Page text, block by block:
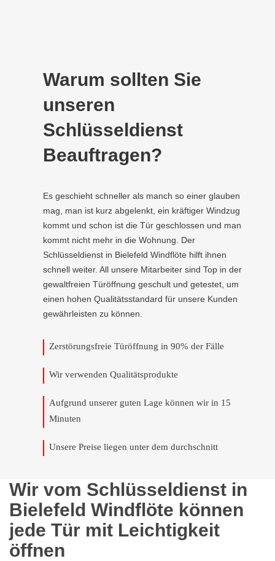
Warum sollten Sie
unseren
Schlüsseldienst
Beauftragen?
Es geschieht schneller als manch so einer glauben
mag, man ist kurz abgelenkt, ein kräftiger Windzug
kommt und schon ist die Tür geschlossen und man
kommt nicht mehr in die Wohnung. Der
Schlüsseldienst in Bielefeld Windflöte hilft ihnen
schnell weiter. All unsere Mitarbeiter sind Top in der
gewaltfreien Türöffnung geschult und getestet, um
einen hohen Qualitätsstandard für unsere Kunden
gewährleisten zu können.
Zerstörungsfreie Türöffnung in 90% der Fälle
Wir verwenden Qualitätsprodukte
Aufgrund unserer guten Lage können wir in 15
Minuten
Unsere Preise liegen unter dem durchschnitt
Wir vom Schlüsseldienst in
Bielefeld Windflöte können
jede Tür mit Leichtigkeit
öffnen